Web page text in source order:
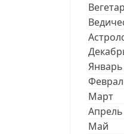
Январь
Март
Апрель
Май